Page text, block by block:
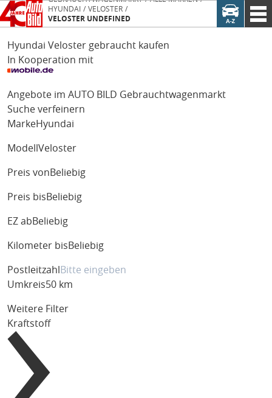
HYUNDAI
VELOSTER
VELOSTER UNDEFINED
Hyundai Veloster gebraucht kaufen
In Kooperation mit
Angebote im AUTO BILD Gebrauchtwagenmarkt
Suche verfeinern
MarkeHyundai
Modell Veloster
Preis von Beliebig
Preis bis Beliebig
EZ ab Beliebig
Kilometer bis Beliebig
Postleitzahl
Umkreis50 km
Weitere Filter
Kraftstoff